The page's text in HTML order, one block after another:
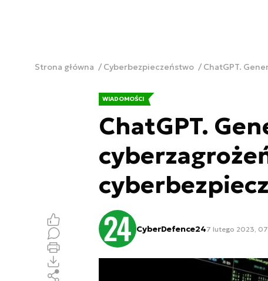
Strona główna Cyberbezpieczeństwo ChatGPT.
WIADOMOŚCI
ChatGPT.
CyberDefence247 lutego 2023,